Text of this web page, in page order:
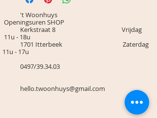
't Woonhuys
Openingsuren SHOP
Kerkstraat 8 Vrijdag
11u - 18u
1701 Itterbeek Zaterdag
11u - 17u
0497/39.34.03
hello.twoonhuys@gmail.com